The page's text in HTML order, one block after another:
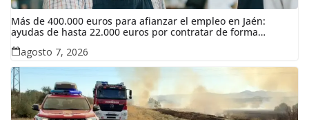
Más de 400.000 euros para afianzar el empleo en Jaén:
ayudas de hasta 22.000 euros por contratar de forma
indefinida
agosto 7, 2026